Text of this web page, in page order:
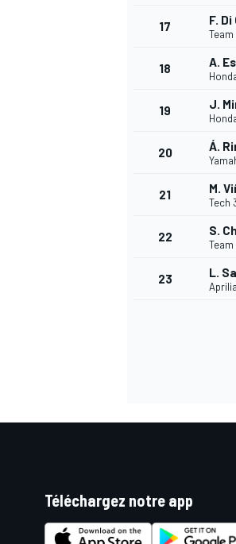
17 F.
Team
18 A.
19 J.
20 Á.
21 M.
Tech
22 S.
Team
23 L.
Téléchargez notre app